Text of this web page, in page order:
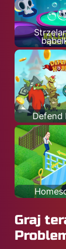
Defend
Graj